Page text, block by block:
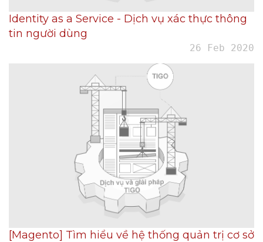
Identity as a Service - Dịch vụ xác thực thông
tin người dùng
26 Feb 2020
[Magento] Tìm hiểu về hệ thống quản trị cơ sở